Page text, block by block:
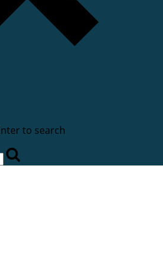
to search